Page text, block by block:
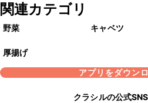
関連カテゴリ
野菜 キャベツ
厚揚げ
アプリをダウン
クラシルの公式